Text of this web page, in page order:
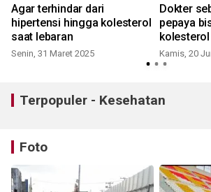
Agar terhindar dari
hipertensi hingga kolesterol
saat lebaran
Senin, 31 Maret 2025
Dokter
pepaya
kolesterol
Kamis, 20
Terpopuler - Kesehatan
Foto